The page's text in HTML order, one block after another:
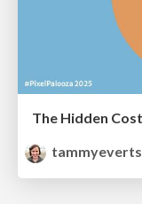
tammyeverts